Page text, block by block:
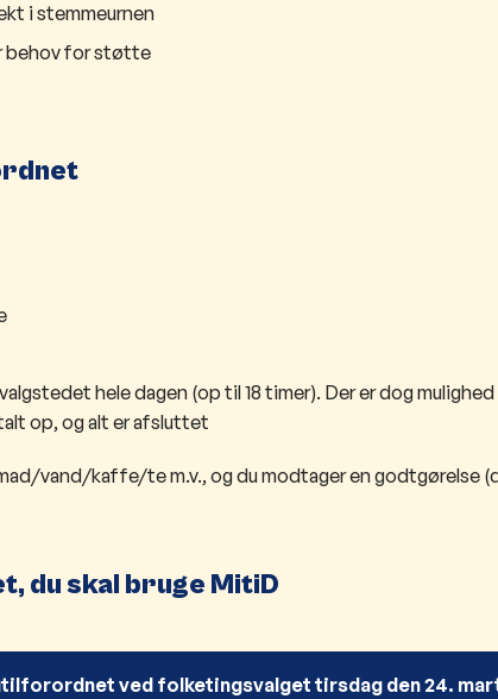
i stemmeurnen
behov for støtte
hele dagen (op til 18 timer). Der er dog mulighed
op, og alt er afsluttet
vand/kaffe/te m.v., og du modtageren godtgørelse
du skal bruge MitiD
ved folketingsvalget tirsdag den 24.